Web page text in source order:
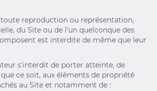
toute reproduction ou représentation,
du Site ou de l'un quelconque des
est interdite de même que leur
s’interdit de porter atteinte, de
ce soit, aux éléments de propriété
au Site et notamment de :